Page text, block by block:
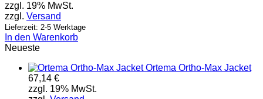
zzgl. 19% MwSt.
zzgl. Versand
Lieferzeit: 2-5 Werktage
In den Warenkorb
Neueste
Ortema Ortho-Max Jacket
67,14 €
zzgl. 19% MwSt.